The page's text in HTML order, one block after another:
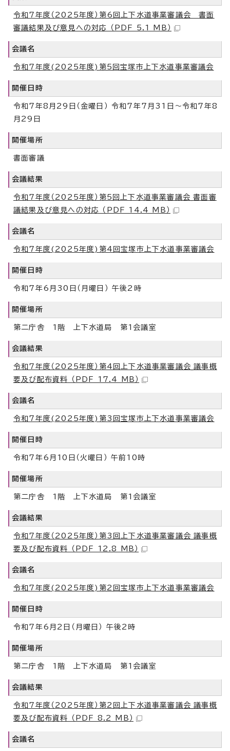
令和7年度（2025年度）第6回上下水道事業審議会 書面
審議結果及び意見への対応 （PDF 5.1 MB）
会議名
令和7年度(2025年度)第5回宝塚市上下水道事業審議会
開催日時
令和7年8月29日（金曜日） 令和7年7月31日～令和7年8
月29日
開催場所
書面審議
会議結果
令和7年度（2025年度）第5回上下水道事業審議会_書面審
議結果及び意見への対応 （PDF 14.4 MB）
会議名
令和7年度(2025年度)第4回宝塚市上下水道事業審議会
開催日時
令和7年6月30日（月曜日） 午後2時
開催場所
第二庁舎 1階 上下水道局 第1会議室
会議結果
令和7年度（2025年度）第4回上下水道事業審議会_議事概
要及び配布資料 （PDF 17.4 MB）
会議名
令和7年度(2025年度)第3回宝塚市上下水道事業審議会
開催日時
令和7年6月10日（火曜日） 午前10時
開催場所
第二庁舎 1階 上下水道局 第1会議室
会議結果
令和7年度（2025年度）第3回上下水道事業審議会_議事概
要及び配布資料 （PDF 12.8 MB）
会議名
令和7年度(2025年度)第2回宝塚市上下水道事業審議会
開催日時
令和7年6月2日（月曜日） 午後2時
開催場所
第二庁舎 1階 上下水道局 第1会議室
会議結果
令和7年度（2025年度）第2回上下水道事業審議会_議事概
要及び配布資料 （PDF 8.2 MB）
会議名